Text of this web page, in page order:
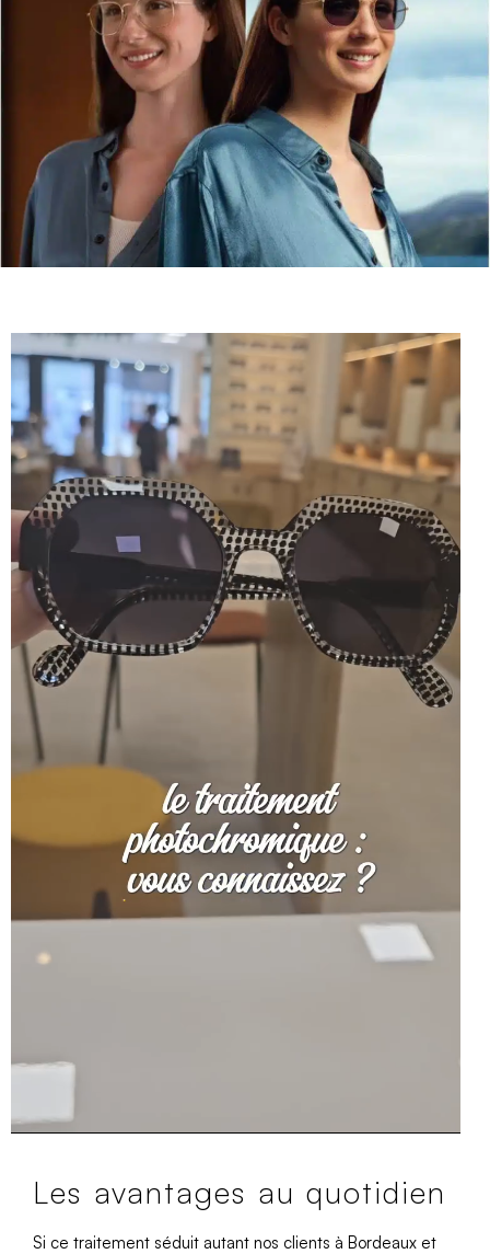
Les avantages au quotidien
Si ce traitement séduit autant nos clients à Bordeaux et